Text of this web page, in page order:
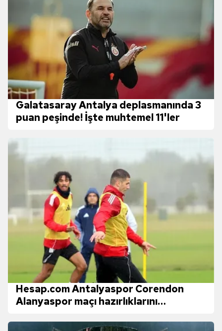
Galatasaray Antalya deplasmanında 3
puan peşinde! İşte muhtemel 11'ler
Hesap.com Antalyaspor Corendon
Alanyaspor maçı hazırlıklarını